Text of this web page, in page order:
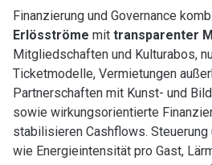
Finanzierung und Governance
Erlösströme mit transparenter
Mitgliedschaften und Kulturabos,
Ticketmodelle, Vermietungen
Partnerschaften mit Kunst- und
sowie wirkungsorientierte
stabilisieren Cashflows. Steuerung
wie Energieintensität pro Gast,